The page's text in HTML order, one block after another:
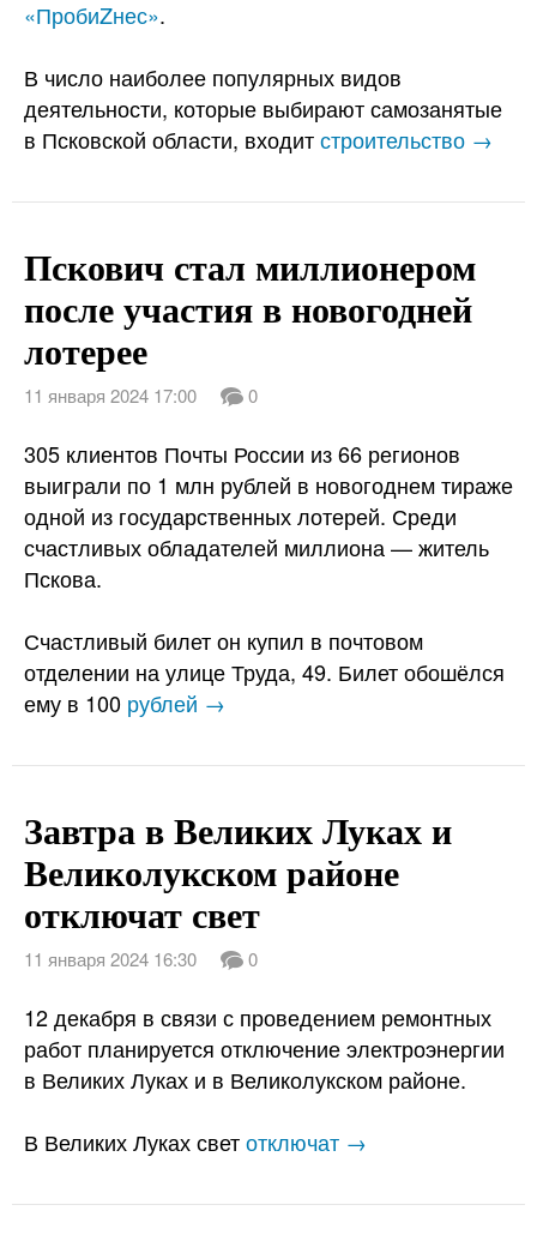
«ПробиZнес».
В число наиболее популярных видов
деятельности, которые выбирают самозанятые
в Псковской области, входитстроительство →
Пскович стал миллионером
после участия в новогодней
лотерее
11 января 2024 17:00 0
305 клиентов Почты России из 66 регионов
выиграли по 1 млн рублей в новогоднем тираже
одной из государственных лотерей. Среди
счастливых обладателей миллиона — житель
Пскова.
Счастливый билет он купил в почтовом
отделении на улице Труда, 49. Билет обошёлся
ему в 100 рублей →
Завтра в Великих Луках и
Великолукском районе
отключат свет
11 января 2024 16:30 0
12 декабря в связи с проведением ремонтных
работ планируется отключение электроэнергии
в Великих Луках и в Великолукском районе.
В Великих Луках светотключат →